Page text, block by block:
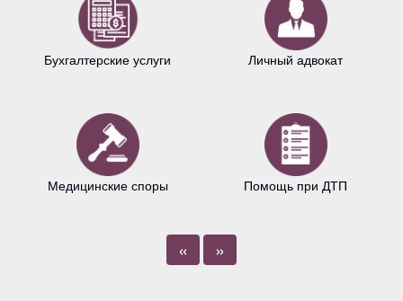
Бухгалтерские услуги
Медицинские споры
Личный адвокат
Помощь при ДТП
« »